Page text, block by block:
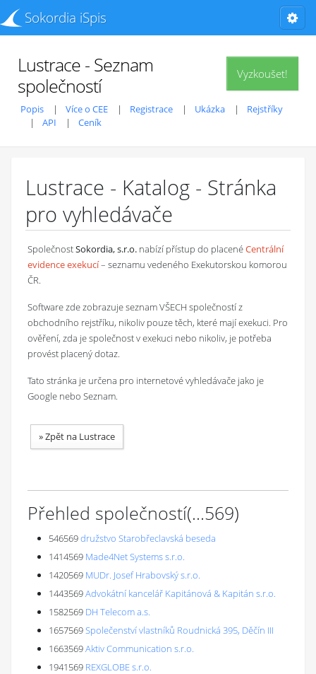
Sokordia iSpis
Vyzkoušet!
Lustrace - Seznam
společností
Popis Více o CEE Registrace Ukázka
Rejstříky
API
Ceník
Lustrace - Katalog - Stránka
pro vyhledávače
SpolečnostSokordia, s.r.o. nabízí přístup do placenéCentrální
evidence exekucí– seznamu vedeného Exekutorskou komorou
ČR.
Software zde zobrazuje seznam VŠECH společností z
obchodního rejstříku, nikoliv pouze těch, které mají exekuci. Pro
ověření, zda je společnost v exekuci nebo nikoliv, je potřeba
provést placený dotaz.
Tato stránka je určena pro internetové vyhledávače jako je
Google nebo Seznam.
»Zpět na Lustrace
Přehled společností(...569)
546569družstvo Starobřeclavská beseda
1414569 Made4Net Systems s.r.o.
1420569 MUDr. Josef Hrabovský s.r.o.
1443569Advokátní kancelář Kapitánová & Kapitán s.r.o.
1582569 DH Telecom a.s.
1657569Společenství vlastníků Roudnická 395, Děčín III
1663569Aktiv Communication s.r.o.
1941569 REXGLOBE s.r.o.